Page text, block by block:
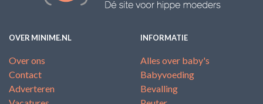
OVER MINIME.NL
Over ons
Contact
Adverteren
INFORMATIE
Alles over baby's
Babyvoeding
Bevalling